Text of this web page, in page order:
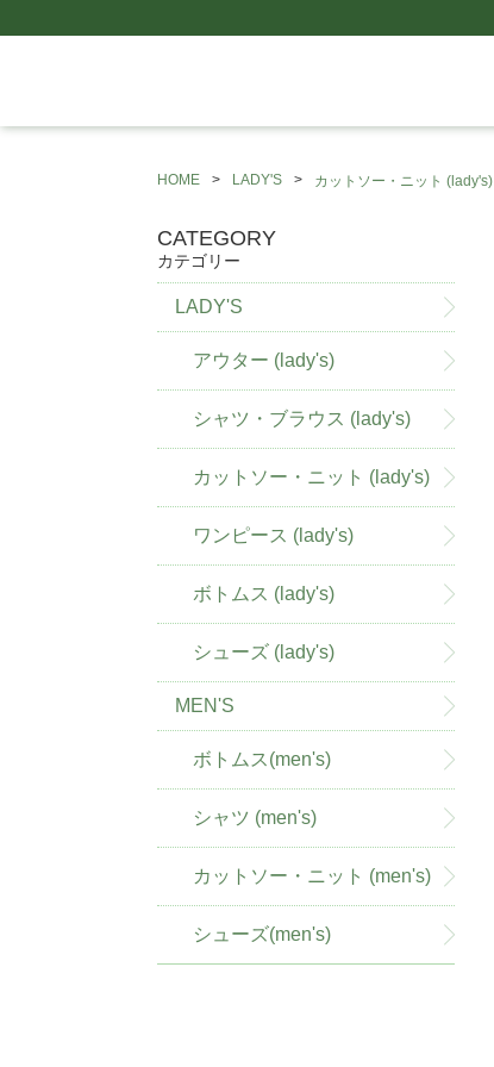
HOME LADY'S カットソー・ニット (lady's)
CATEGORY
カテゴリー
LADY'S
アウター (lady's)
シャツ・ブラウス (lady's)
カットソー・ニット (lady's)
ワンピース (lady's)
ボトムス (lady's)
シューズ (lady's)
MEN'S
ボトムス(men's)
シャツ (men's)
カットソー・ニット (men's)
シューズ(men's)